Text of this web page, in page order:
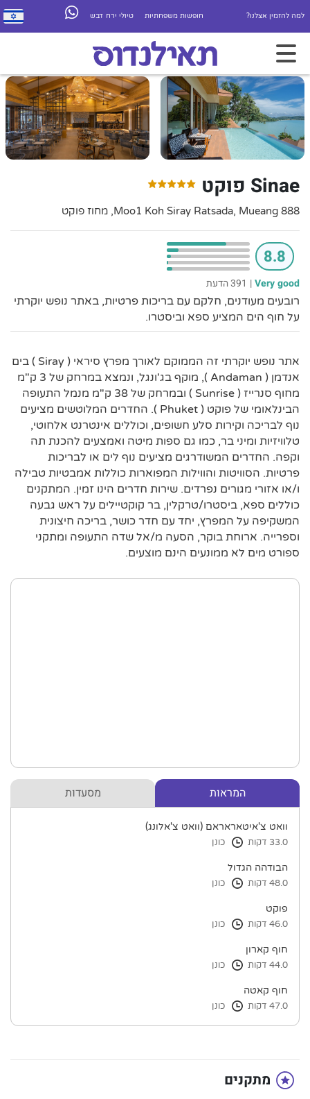
למה להזמין אצלנו? חופשות משפחתיות טיולי ירח דבש
Sinae פוקט
888 Moo1 Koh Siray Ratsada, Mueang, מחוז פוקט
8.8
Very good
| 391 הדעת
רובעים מעודנים, חלקם עם בריכות פרטיות, באתר נופש יוקרתי
על חוף הים המציע ספא וביסטרו.
אתר נופש יוקרתי זה הממוקם לאורך מפרץ סיראי ( Siray ) בים
אנדמן ( Andaman ), מוקף בג'ונגל, ונמצא במרחק של 3 ק"מ
מחוף סנרייז ( Sunrise ) ובמרחק של 38 ק"מ מנמל התעופה
הבינלאומי של פוקט ( Phuket ). החדרים המלוטשים מציעים
נוף לבריכה וקירות סלע חשופים, וכוללים אינטרנט אלחוטי,
טלוויזיות ומיני בר, כמו גם ספות מיטה ואמצעים להכנת תה
וקפה. החדרים המשודרגים מציעים נוף לים או לבריכות
פרטיות. הסוויטות והווילות המפוארות כוללות אמבטיות טבילה
ו/או אזורי מגורים נפרדים. שירות חדרים הינו זמין. המתקנים
כוללים ספא, ביסטרו/טרקלין, בר קוקטיילים על ראש גבעה
המשקיפה על המפרץ, יחד עם חדר כושר, בריכה חיצונית
וספרייה. ארוחת בוקר, הסעה מ/אל שדה התעופה ומתקני
ספורט מים לא ממונעים הינם מוצעים.
המראות מסעדות
וואט צ'איטאראראם (וואט צ'אלונג)
33.0 דקות כונן
הבודהה הגדול
48.0 דקות כונן
פוקט
46.0 דקות כונן
חוף קארון
44.0 דקות כונן
חוף קאטה
47.0 דקות כונן
מתקנים